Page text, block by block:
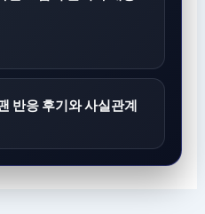
반응 후기와 사실관계